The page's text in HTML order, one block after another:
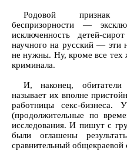
Родовой признак
беспризорности —
исключенность детей-
научного на русский — эти
не нужны. Ну, кроме все тех
криминала.
И, наконец,
называет их вполне
работницы секс-бизнеса.
(продолжительные по
исследования. И пишут с
были оглашены
сравнительный общекраевой